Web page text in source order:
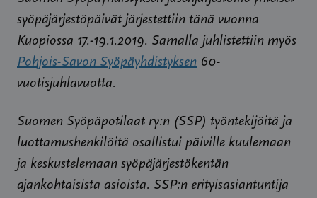
syöpäjärjestöpäivät järjestettiin tänä vuonna
Kuopiossa 17.-19.1.2019. Samalla juhlistettiin myös
Pohjois-Savon Syöpäyhdistyksen 60-
vuotisjuhlavuotta.
Suomen Syöpäpotilaat ry:n (SSP) työntekijöitä ja
luottamushenkilöitä osallistui päiville kuulemaan
ja keskustelemaan syöpäjärjestökentän
ajankohtaisista asioista. SSP:n erityisasiantuntija